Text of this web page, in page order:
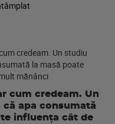
cum credeam. Un
apa consumată
influența cât de